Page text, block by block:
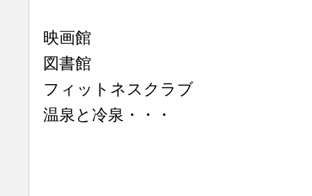
映画館
図書館
フィットネスクラブ
温泉と冷泉・・・